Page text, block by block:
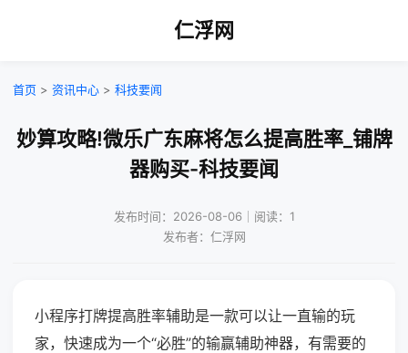
仁浮网
首页 > 资讯中心 > 科技要闻
妙算攻略!微乐广东麻将怎么提高胜率_铺牌
器购买-科技要闻
发布时间：2026-08-06｜阅读：1
发布者：仁浮网
小程序打牌提高胜率辅助是一款可以让一直输的玩
家，快速成为一个“必胜”的输赢辅助神器，有需要的